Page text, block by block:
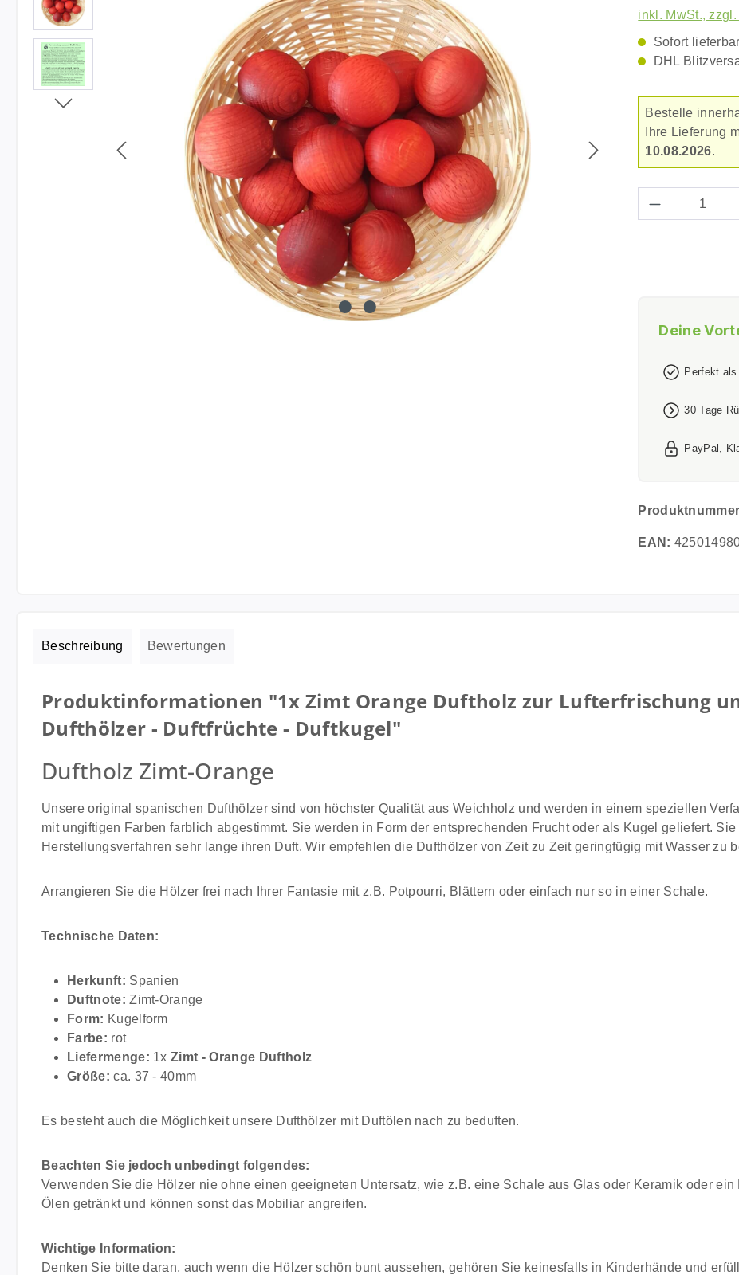
inkl. MwSt.,
Sofort
DHL
Bestelle
Ihre Lieferung
10.08.2026.
Produkt
Deine
Perfekt
30 Tage
PayPal,
EAN:
Beschreibung Bewertungen
Produktinformationen "1x Zimt Orange Duftholz zur Lufterfrischung
Dufthölzer - Duftfrüchte - Duftkugel"
Duftholz Zimt-Orange
Unsere original spanischen Dufthölzer sind von höchster Qualität aus Weichholz und werden in einem speziellen
mit ungiftigen Farben farblich abgestimmt. Sie werden in Form der entsprechenden Frucht oder als Kugel geliefert.
Herstellungsverfahren sehr lange ihren Duft. Wir empfehlen die Dufthölzer von Zeit zu Zeit geringfügig mit Wasser zu
Arrangieren Sie die Hölzer frei nach Ihrer Fantasie mit z.B. Potpourri, Blättern oder einfach nur so in einer Schale.
Technische Daten:
Herkunft: Spanien
Duftnote: Zimt-Orange
Form: Kugelform
Farbe: rot
Liefermenge: 1xZimt - Orange Duftholz
Größe: ca. 37 - 40mm
Es besteht auch die Möglichkeit unsere Dufthölzer mit Duftölen nach zu beduften.
Beachten Sie jedoch unbedingt folgendes:
Verwenden Sie die Hölzer nie ohne einen geeigneten Untersatz, wie z.B. eine Schale aus Glas oder Keramik oder
Ölen getränkt und können sonst das Mobiliar angreifen.
Wichtige Information:
Denken Sie bitte daran, auch wenn die Hölzer schön bunt aussehen, gehören Sie keinesfalls in Kinderhände und